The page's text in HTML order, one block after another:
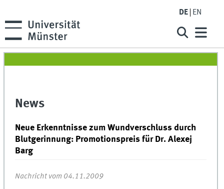
DE EN
News
Neue Erkenntnisse zum Wundverschluss durch
Blutgerinnung: Promotionspreis für Dr. Alexej
Barg
Nachricht vom 04.11.2009